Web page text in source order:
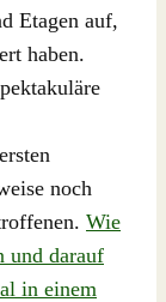
Etagen auf,
haben.
noch
Wie
und darauf
in einem